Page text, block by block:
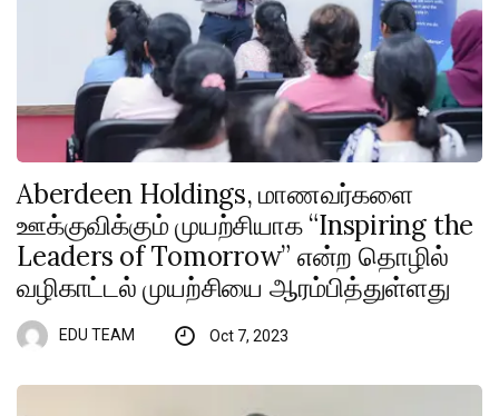
Aberdeen Holdings, மாணவர்களை
ஊக்குவிக்கும் முயற்சியாக “Inspiring the
Leaders of Tomorrow” என்ற தொழில்
வழிகாட்டல் முயற்சியை ஆரம்பித்துள்ளது
EDU TEAM Oct 7, 2023